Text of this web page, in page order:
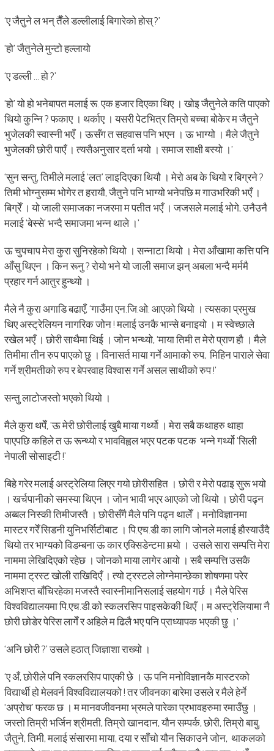
‘ए जैतुने ल भन् तैँले डल्लीलाई बिगारेको होस् ?’
‘हो’ जैतुनेले मुन्टो हल्लायो
‘ए डल्ली … हो ?’
‘हो’ यो हो भनेबापत मलाई रू. एक हजार दिएका थिए । खोइ जैतुनेले कति पाएको
थियो कुन्नि ? फकाए । थर्काए । यसरी पेटभित्र तिम्रो बच्चा बोकेर म जैतुने
भुजेलकी स्वास्नी भएँ । ऊसँग त सहवास पनि भएन । ऊ भाग्यो । मैले जैतुने
भुजेलकी छोरी पाएँ । त्यसैअनुसार दर्ता भयो । समाज साक्षी बस्यो ।’
‘सुन सन्तु, तिमीले मलाई ‘लत’ लाइदिएका थियौ । मेरो अब के थियो र बिग्रने ?
तिमी भोग्नुसम्म भोगेर त हरायौ, जैतुने पनि भाग्यो भनेपछि म गाउभरिकी भएँ ।
बिग्रेँ । यो जाली समाजका नजरमा म पतीत भएँ । जजसले मलाई भोगे, उनैउनै
मलाई ‘बेस्से’ भन्दै समाजमा भन्न थाले ।’
ऊ चुपचाप मेरा कुरा सुनिरहेको थियो । सन्नाटा थियो । मेरा आँखामा कत्ति पनि
आँसु थिएन । किन रूनु ? रोयो भने यो जाली समाज झन् अबला भन्दै मर्ममै
प्रहार गर्न आतुर हुन्थ्यो ।
मैले नै कुरा अगाडि बढाएँ, ‘गाउँमा एन.जि.ओ. आएको थियो । त्यसका प्रमुख
थिए अस्ट्रेलियन नागरिक जोन ! मलाई उनकै भान्से बनाइयो । म स्वेच्छाले
रखेल भएँ । छोरी साथैमा थिई । जोन भन्थ्यो, ‘माया तिमी त मेरो प्राण हौ । मैले
तिमीमा तीन रुप पाएको छु । विनासर्त माया गर्ने आमाको रुप, मिहिन पाराले सेवा
गर्ने श्रीमतीको रुप र बेपरवाह विश्वास गर्ने असल साथीको रुप !’
सन्तु लाटोजस्तो भएको थियो ।
मैले कुरा थपेँ, ‘ऊ मेरी छोरीलाई खुबै माया गर्थ्यो । मेरा सबै कथाहरु थाहा
पाएपछि कहिले त ऊ रून्थ्यो र भावविह्वल भएर पटक पटक भन्ने गर्थ्यो ‘सिली
नेपाली सोसाइटी !’
बिहे गरेर मलाई अस्ट्रेलिया लिएर गयो छोरीसहित । छोरी र मेरो पढाइ सुरू भयो
। खर्चपानीको समस्या थिएन । जोन भावी भएर आएको जो थियो । छोरी पढ्न
अब्बल निस्की तिमीजस्तै । छोरीसँगै मैले पनि पढ्न थालेँ । मनोविज्ञानमा
मास्टर गरेँ सिडनी युनिभर्सिटीबाट । पि.एच.डी.का लागि जोनले मलाई हौस्याउँदै
थियो तर भाग्यको विडम्बना ऊ कार एक्सिडेन्टमा मर्‍यो । उसले सारा सम्पत्ति मेरा
नाममा लेखिदिएको रहेछ । जोनको माया लागेर आयो । सबै सम्पत्ति उसकै
नाममा ट्रस्ट खोली राखिदिएँ । त्यो ट्रस्टले लोग्नेमान्छेका शोषणमा परेर
अभिशप्त बाँचिरहेका मजस्तै स्वास्नीमानिसलाई सहयोग गर्छ । मैले पेरिस
विश्वविद्यालयमा पि.एच.डी.को स्कलरसिप पाइसकेकी थिएँ । म अस्ट्रेलियामा नै
छोरी छोडेर पेरिस लागेँ र अहिले म ढिलै भए पनि प्राध्यापक भएकी छु ।’
‘अनि छोरी ?’ उसले हठात् जिज्ञाशा राख्यो ।
‘ए अँ, छोरीले पनि स्कलरसिप पाएकी छे । ऊ पनि मनोविज्ञानकै मास्टरको
विद्यार्थी हो मेलवर्न विश्वविद्यालयको ! तर जीवनका बारेमा उसले र मैले हेर्ने
‘अप्रोच’ फरक छ । म मानवजीवनमा भ्रमले पारेका प्रभावहरुमा रमाउँछु ।
जस्तो तिम्री भर्जिन श्रीमती, तिम्रो खानदान, यौन सम्पर्क, छोरी, तिम्रो बाबु,
जैतुने, तिमी, मलाई संसारमा माया, दया र साँचो यौन सिकाउने जोन, थाकलको